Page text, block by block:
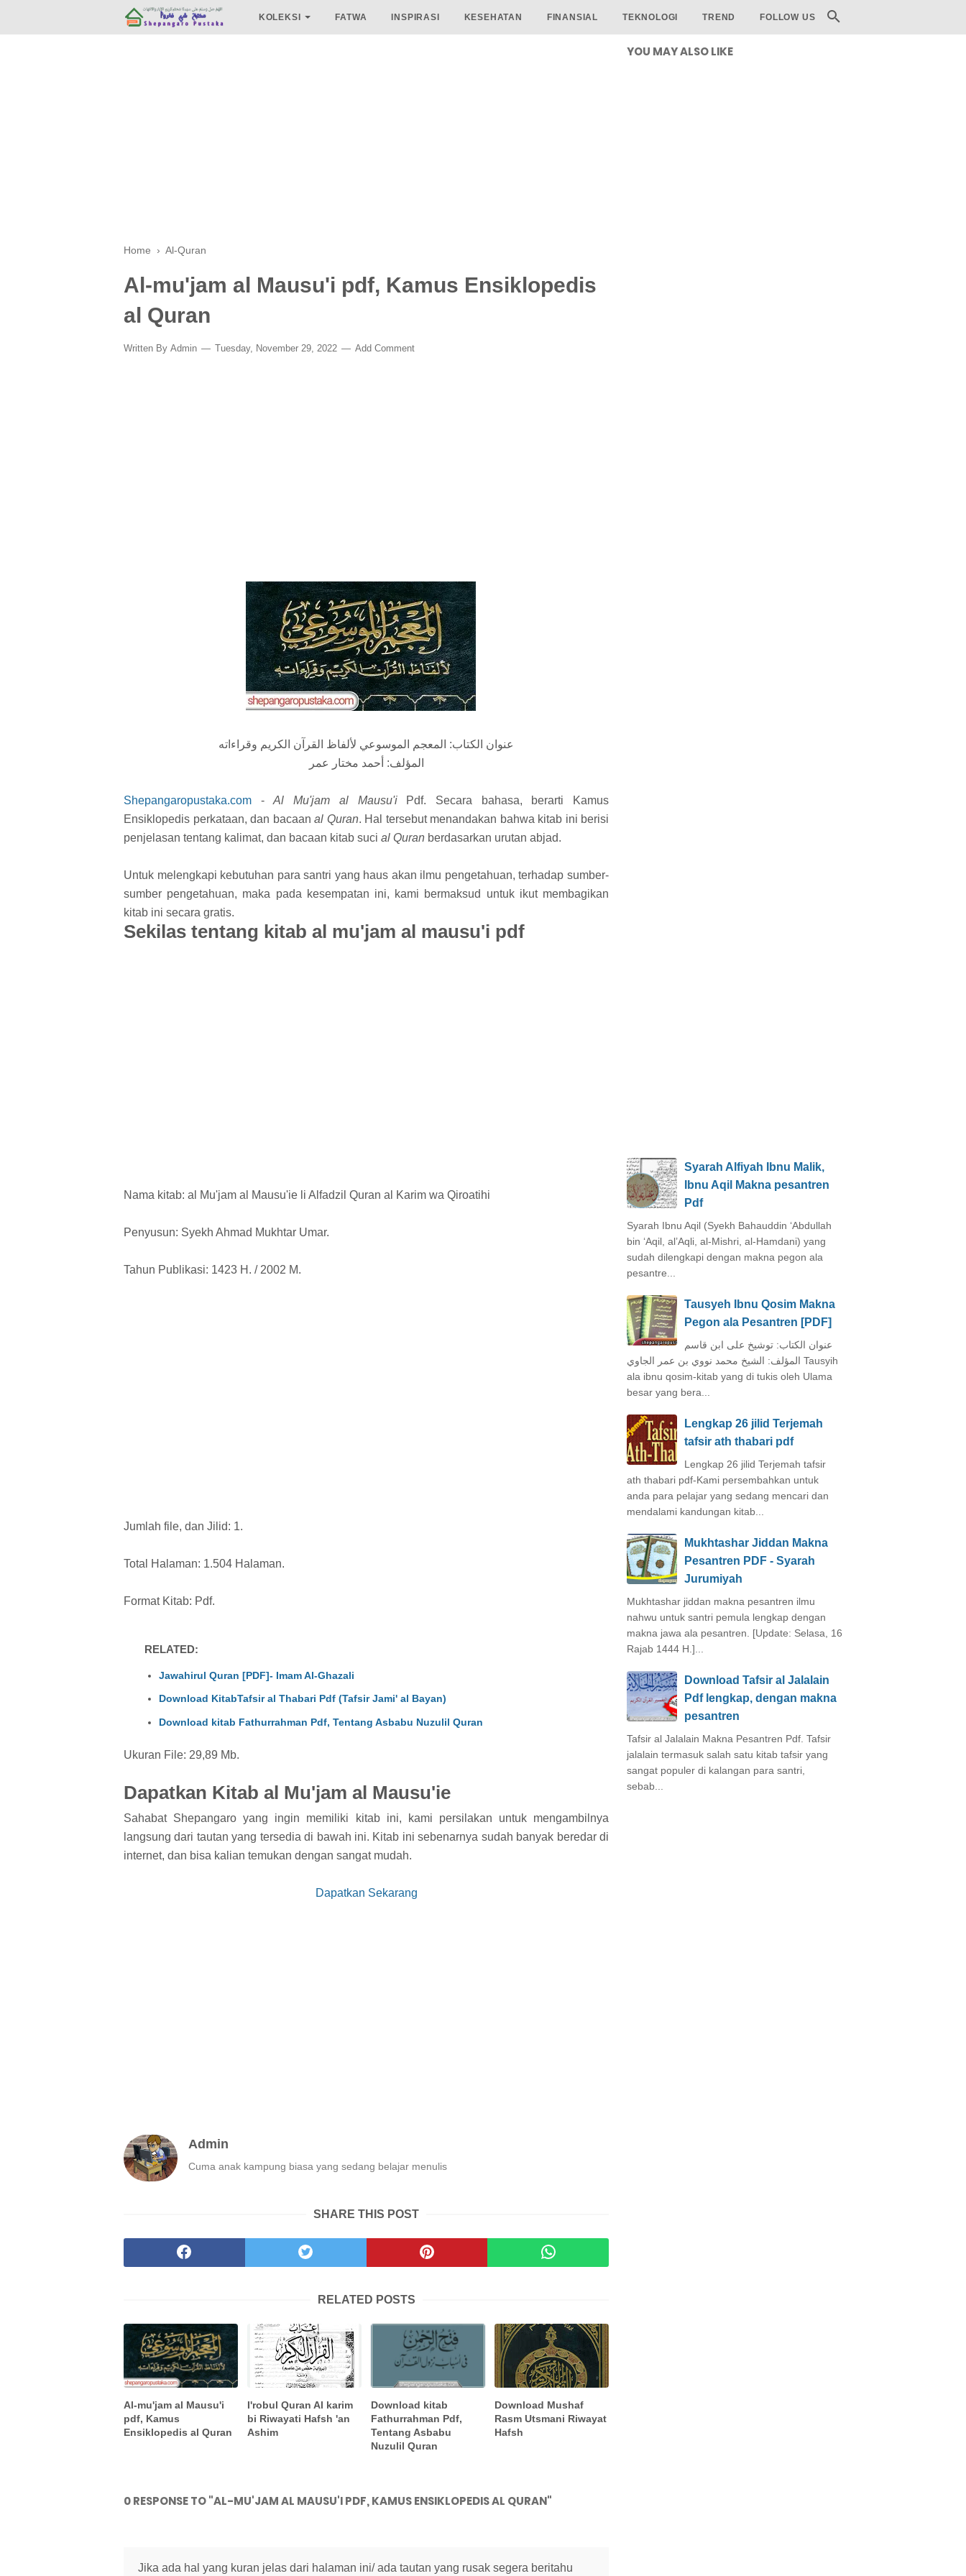
KOLEKSI FATWA INSPIRASI KESEHATAN FINANSIAL TEKNOLOGI TREND FOLLOW US
Home › Al-Quran
Al-mu'jam al Mausu'i pdf, Kamus Ensiklopedis
al Quran
Written By Admin Tuesday, November 29, 2022 Add Comment
عنوان الكتاب: المعجم الموسوعي لألفاظ القرآن الكريم وقراءاته
المؤلف: أحمد مختار عمر
Shepangaropustaka.com -Al Mu'jam al Mausu'iPdf. Secara bahasa, berarti Kamus
Ensiklopedis perkataan, dan bacaan al Quran. Hal tersebut menandakan bahwa kitab ini berisi
penjelasan tentang kalimat, dan bacaan kitab suci al Quran berdasarkan urutan abjad.
Untuk melengkapi kebutuhan para santri yang haus akan ilmu pengetahuan, terhadap sumber-
sumber pengetahuan, maka pada kesempatan ini, kami bermaksud untuk ikut membagikan
kitab ini secara gratis.
Sekilas tentang kitab al mu'jam al mausu'i pdf
Nama kitab: al Mu'jam al Mausu'ie li Alfadzil Quran al Karim wa Qiroatihi
Penyusun: Syekh Ahmad Mukhtar Umar.
Tahun Publikasi: 1423 H. / 2002 M.
Jumlah file, dan Jilid: 1.
Total Halaman: 1.504 Halaman.
Format Kitab: Pdf.
RELATED:
Jawahirul Quran [PDF]- Imam Al-Ghazali
Download KitabTafsir al Thabari Pdf (Tafsir Jami' al Bayan)
Download kitab Fathurrahman Pdf, Tentang Asbabu Nuzulil Quran
Ukuran File: 29,89 Mb.
Dapatkan Kitab al Mu'jam al Mausu'ie
Sahabat Shepangaro yang ingin memiliki kitab ini, kami persilakan untuk mengambilnya
langsung dari tautan yang tersedia di bawah ini. Kitab ini sebenarnya sudah banyak beredar di
internet, dan bisa kalian temukan dengan sangat mudah.
Dapatkan Sekarang
Admin
Cuma anak kampung biasa yang sedang belajar menulis
SHARE THIS POST
RELATED POSTS
Al-mu'jam al Mausu'i
pdf, Kamus
Ensiklopedis al Quran
I'robul Quran Al karim
bi Riwayati Hafsh 'an
Ashim
Download kitab
Fathurrahman Pdf,
Tentang Asbabu
Nuzulil Quran
Download Mushaf
Rasm Utsmani Riwayat
Hafsh
0 RESPONSE TO "AL-MU'JAM AL MAUSU'I PDF, KAMUS ENSIKLOPEDIS AL QURAN"
Jika ada hal yang kuran jelas dari halaman ini/ ada tautan yang rusak segera beritahu
YOU MAY ALSO LIKE
Syarah Alfiyah Ibnu Malik,
Ibnu Aqil Makna pesantren
Pdf
Syarah Ibnu Aqil (Syekh Bahauddin ‘Abdullah
bin ‘Aqil, al’Aqli, al-Mishri, al-Hamdani) yang
sudah dilengkapi dengan makna pegon ala
pesantre...
Tausyeh Ibnu Qosim Makna
Pegon ala Pesantren [PDF]
عنوان الكتاب: توشيخ على ابن قاسم
المؤلف: الشيخ محمد نووي بن عمر الجاوي Tausyih
ala ibnu qosim-kitab yang di tukis oleh Ulama
besar yang bera...
Lengkap 26 jilid Terjemah
tafsir ath thabari pdf
Lengkap 26 jilid Terjemah tafsir
ath thabari pdf-Kami persembahkan untuk
anda para pelajar yang sedang mencari dan
mendalami kandungan kitab...
Mukhtashar Jiddan Makna
Pesantren PDF - Syarah
Jurumiyah
Mukhtashar jiddan makna pesantren ilmu
nahwu untuk santri pemula lengkap dengan
makna jawa ala pesantren. [Update: Selasa, 16
Rajab 1444 H.]...
Download Tafsir al Jalalain
Pdf lengkap, dengan makna
pesantren
Tafsir al Jalalain Makna Pesantren Pdf. Tafsir
jalalain termasuk salah satu kitab tafsir yang
sangat populer di kalangan para santri,
sebab...